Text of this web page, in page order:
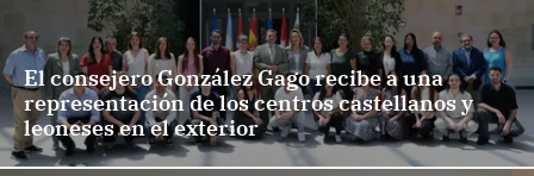
El consejero González Gago recibe a una
representación de los centros castellanos y
leoneses en el exterior